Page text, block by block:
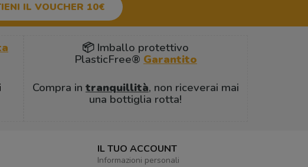
IL VOUCHER 10€
📦 Imballo protettivo
PlasticFree® Garantito
Compra in tranquillità, non riceverai mai
una bottiglia rotta!
IL TUO ACCOUNT
Informazioni personali